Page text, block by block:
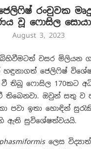
රංචුවක
වූ ෆොසිල
August 3, 2023
වසර මිලියන
ජෙලිෆිෂ්
තිබූ ෆොසිල 170කට
තිබෙනවා. ඔවුන් සතු ව
පවා ඉතා හොඳින්
ඇති සුවිශේෂත්වයයි.
ලෙස